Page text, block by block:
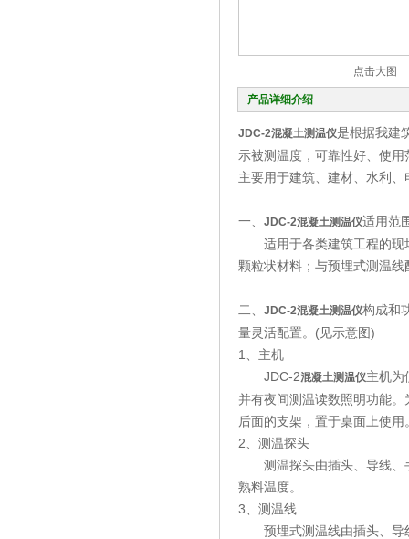
点击大图
产品详细介绍
JDC-2混凝土测温仪是根据我建
示被测温度，可靠性好、使
主要用于建筑、建材、水利
一、 JDC-2混凝土测温仪适用范
适用于各类建筑工程的现
颗粒状材料；与预埋式测温
二、 JDC-2混凝土测温仪构成和
量灵活配置。(见示意图)
1、主机
JDC-2混凝土测温仪主机为
并有夜间测温读数照明功能
后面的支架，置于桌面上使
2、测温探头
测温探头由插头、导线、
熟料温度。
3、测温线
预埋式测温线由插头、导